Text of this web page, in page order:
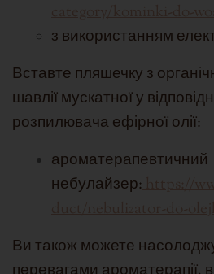
з використанням
Вставте пляшечку з
шавлії мускатної у
розпилювача ефірної олії:
ароматерапевтичний
небулайзер:
Ви також можете